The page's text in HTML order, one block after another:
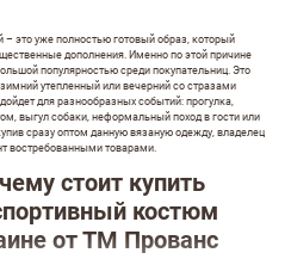
это уже полностью готовый образ, который
дополнения. Именно по этой причине
популярностью среди покупательниц. Это
утепленный или вечерний со стразами
для разнообразных событий: прогулка,
выгул собаки, неформальный поход в гости или
сразу оптом данную вязаную одежду, владелец
востребованными товарами.
стоит купить
костюм
от ТМ Прованс